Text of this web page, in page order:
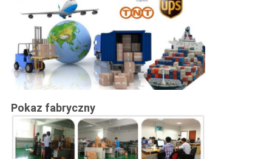
Pokaz fabryczny